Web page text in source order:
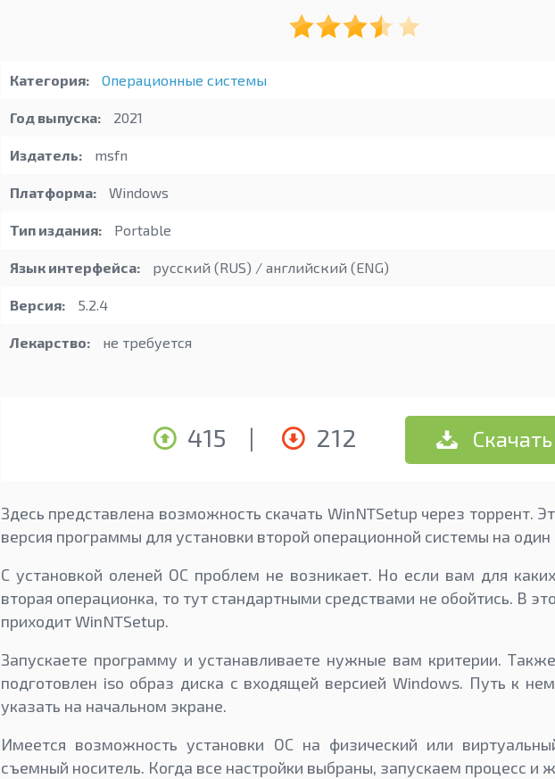
Категория: Операционные системы
Год выпуска: 2021
Издатель: msfn
Платформа: Windows
Тип издания: Portable
Язык интерфейса: русский (RUS) / английский (ENG)
Версия: 5.2.4
Лекарство: не требуется
415 | 212 Скачать
Здесь представлена возможность скачать WinNTSetup через торрент.
версия программы для установки второй операционной системы на
С установкой оленей ОС проблем не возникает. Но если вам для
вторая операционка, то тут стандартными средствами не обойтись. В
приходит WinNTSetup.
Запускаете программу и устанавливаете нужные вам критерии.
подготовлен iso образ диска с входящей версией Windows. Путь к
указать на начальном экране.
Имеется возможность установки ОС на физический или
съемный носитель. Когда все настройки выбраны, запускаем процесс и